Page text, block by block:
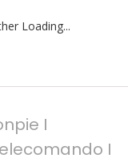
Loading...
I
I